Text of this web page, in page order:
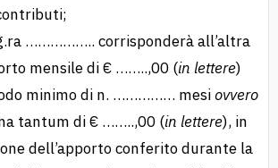
…………….. corrisponderà all’altra
mensile di € ……..,00 (in lettere)
minimo di n. …………… mesiovvero
tantum di € ……..,00 (in lettere), in
dell’apporto conferito durante la